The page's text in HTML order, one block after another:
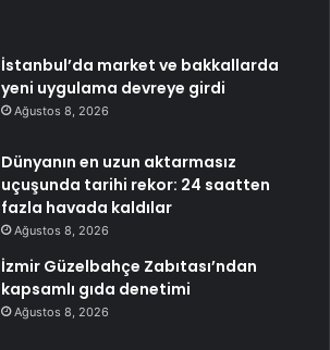
İstanbul’da market ve bakkallarda
yeni uygulama devreye girdi
Ağustos 8, 2026
Dünyanın en uzun aktarmasız
uçuşunda tarihi rekor: 24 saatten
fazla havada kaldılar
Ağustos 8, 2026
İzmir Güzelbahçe Zabıtası’ndan
kapsamlı gıda denetimi
Ağustos 8, 2026